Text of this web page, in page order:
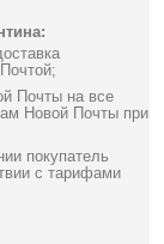
Почты на все
Новой Почты при
покупатель
с тарифами